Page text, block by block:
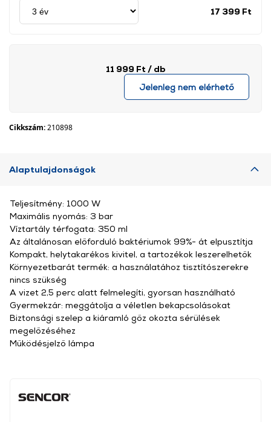
17 399 Ft
11 999 Ft / db
Jelenleg nem elérhető
Cikkszám:210898
Alaptulajdonságok
Teljesítmény: 1000 W
Maximális nyomás: 3 bar
Víztartály térfogata: 350 ml
Az általánosan előforduló baktériumok 99%- át elpusztítja
Kompakt, helytakarékos kivitel, a tartozékok leszerelhetők
Környezetbarát termék: a használatához tisztítószerekre
nincs szükség
A vizet 2,5 perc alatt felmelegíti, gyorsan használható
Gyermekzár: meggátolja a véletlen bekapcsolásokat
Biztonsági szelep a kiáramló gőz okozta sérülések
megelőzéséhez
Működésjelző lámpa